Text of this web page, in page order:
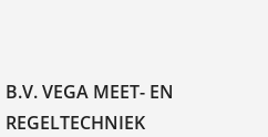
B.V. VEGA MEET- EN
REGELTECHNIEK